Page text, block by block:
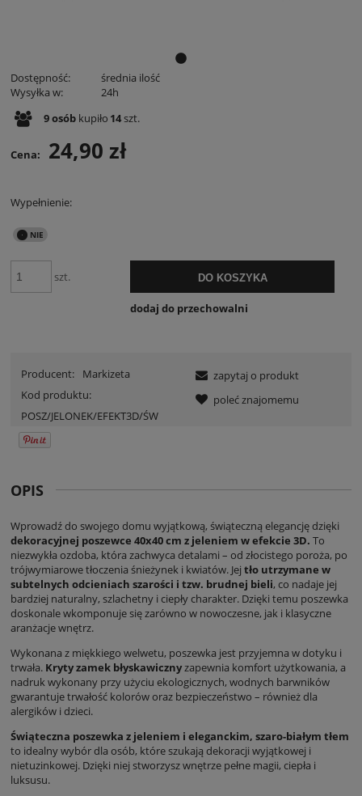
Dostępność:
średnia ilość
Wysyłka w:
24h
9osób kupiło 14szt.
Cena: 24,90 zł
Wypełnienie:
szt. DO KOSZYKA
dodaj do przechowalni
Producent:
Markizeta
Kod produktu:
POSZ/JELONEK/EFEKT3D/ŚW
zapytaj o produkt
poleć znajomemu
OPIS
Wprowadź do swojego domu wyjątkową, świąteczną elegancję dzięki
dekoracyjnej poszewce 40x40 cm z jeleniem w efekcie 3D. To
niezwykła ozdoba, która zachwyca detalami – od złocistego poroża, po
trójwymiarowe tłoczenia śnieżynek i kwiatów. Jej tło utrzymane w
subtelnych odcieniach szarości i tzw. brudnej bieli, co nadaje jej
bardziej naturalny, szlachetny i ciepły charakter. Dzięki temu poszewka
doskonale wkomponuje się zarówno w nowoczesne, jak i klasyczne
aranżacje wnętrz.
Wykonana z miękkiego welwetu, poszewka jest przyjemna w dotyku i
trwała. Kryty zamek błyskawiczny zapewnia komfort użytkowania, a
nadruk wykonany przy użyciu ekologicznych, wodnych barwników
gwarantuje trwałość kolorów oraz bezpieczeństwo – również dla
alergików i dzieci.
Świąteczna poszewka z jeleniem i eleganckim, szaro-białym tłem
to idealny wybór dla osób, które szukają dekoracji wyjątkowej i
nietuzinkowej. Dzięki niej stworzysz wnętrze pełne magii, ciepła i
luksusu.